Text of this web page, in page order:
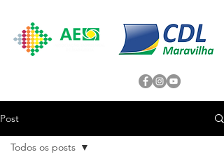
Post
Todos os posts